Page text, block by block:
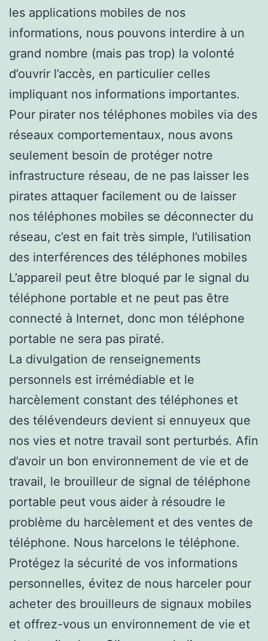
les applications mobiles de nos
informations, nous pouvons interdire à un
grand nombre (mais pas trop) la volonté
d’ouvrir l’accès, en particulier celles
impliquant nos informations importantes.
Pour pirater nos téléphones mobiles via des
réseaux comportementaux, nous avons
seulement besoin de protéger notre
infrastructure réseau, de ne pas laisser les
pirates attaquer facilement ou de laisser
nos téléphones mobiles se déconnecter du
réseau, c’est en fait très simple, l’utilisation
des interférences des téléphones mobiles
L’appareil peut être bloqué par le signal du
téléphone portable et ne peut pas être
connecté à Internet, donc mon téléphone
portable ne sera pas piraté.
La divulgation de renseignements
personnels est irrémédiable et le
harcèlement constant des téléphones et
des télévendeurs devient si ennuyeux que
nos vies et notre travail sont perturbés. Afin
d’avoir un bon environnement de vie et de
travail, le brouilleur de signal de téléphone
portable peut vous aider à résoudre le
problème du harcèlement et des ventes de
téléphone. Nous harcelons le téléphone.
Protégez la sécurité de vos informations
personnelles, évitez de nous harceler pour
acheter des brouilleurs de signaux mobiles
et offrez-vous un environnement de vie et